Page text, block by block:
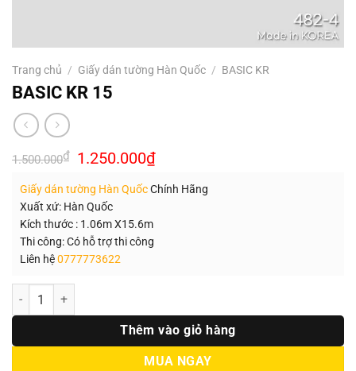
Trang chủ / Giấy dán tường Hàn Quốc / BASIC KR
BASIC KR 15
1.500.000₫ Giá
gốc
1.500.000₫.
1.250.000₫Giá
hiện
là:
Giấy dán tường Hàn QuốcChính Hãng
Xuất xứ: Hàn Quốc
Kích thước : 1.06m X15.6m
Thi công: Có hỗ trợ thi công
Liên hệ0777773622
Số lượng
Thêm vào giỏ hàng
MUA NGAY